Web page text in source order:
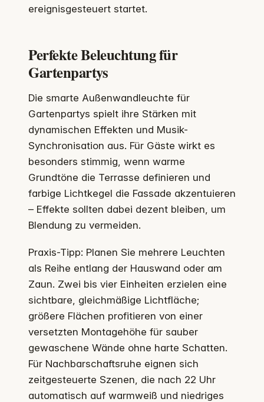
ereignisgesteuert startet.
Perfekte Beleuchtung für
Gartenpartys
Die smarte Außenwandleuchte für
Gartenpartys spielt ihre Stärken mit
dynamischen Effekten und Musik-
Synchronisation aus. Für Gäste wirkt es
besonders stimmig, wenn warme
Grundtöne die Terrasse definieren und
farbige Lichtkegel die Fassade akzentuieren
– Effekte sollten dabei dezent bleiben, um
Blendung zu vermeiden.
Praxis-Tipp: Planen Sie mehrere Leuchten
als Reihe entlang der Hauswand oder am
Zaun. Zwei bis vier Einheiten erzielen eine
sichtbare, gleichmäßige Lichtfläche;
größere Flächen profitieren von einer
versetzten Montagehöhe für sauber
gewaschene Wände ohne harte Schatten.
Für Nachbarschaftsruhe eignen sich
zeitgesteuerte Szenen, die nach 22 Uhr
automatisch auf warmweiß und niedriges